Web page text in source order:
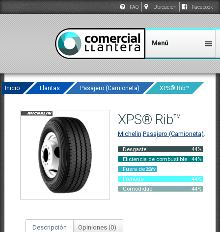
FAQ Ubicación Facebook
Inicio Llantas Pasajero (Camioneta) XPS® Rib™
XPS® Rib™
Michelin Pasajero (Camioneta)
Desgaste
44%
Eficiencia de combustible
44%
Fuera de carretera
20%
Frenado
44%
Comodidad
44%
Descripción Opiniones (0)